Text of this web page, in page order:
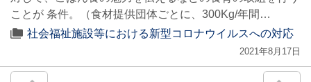
ことが 条件。（食材提供団体ごとに、300Kg/年間…
社会福祉施設等における新型コロナウイルスへの対応
2021年8月17日